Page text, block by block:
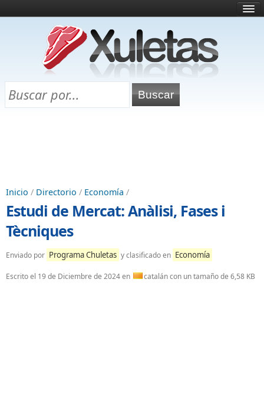
¿Qué es esto?
Directorio
Chuletas para exámenes
Inicio / Directorio / Economía /
Estudi de Mercat: Anàlisi, Fases i
Tècniques
Enviado por Programa Chuletas y clasificado en Economía
Escrito el 19 de Diciembre de 2024en catalán con un tamaño de 6,58 KB